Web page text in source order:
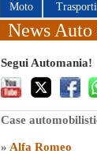
Moto Trasporti
News
Segui Automania!
Case
» Alfa Romeo